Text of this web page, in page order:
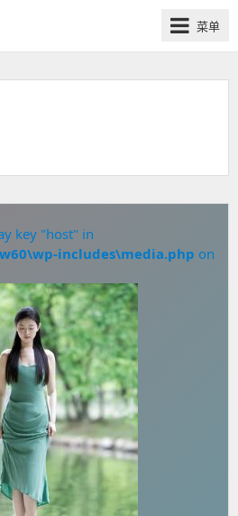
菜单
key "host" in
includes\media.php on